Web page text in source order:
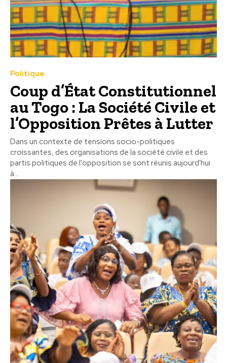
Politique
Coup d’État Constitutionnel
au Togo : La Société Civile et
l’Opposition Prêtes à Lutter
Dans un contexte de tensions socio-politiques
croissantes, des organisations de la société civile et des
partis politiques de l'opposition se sont réunis aujourd'hui
à...